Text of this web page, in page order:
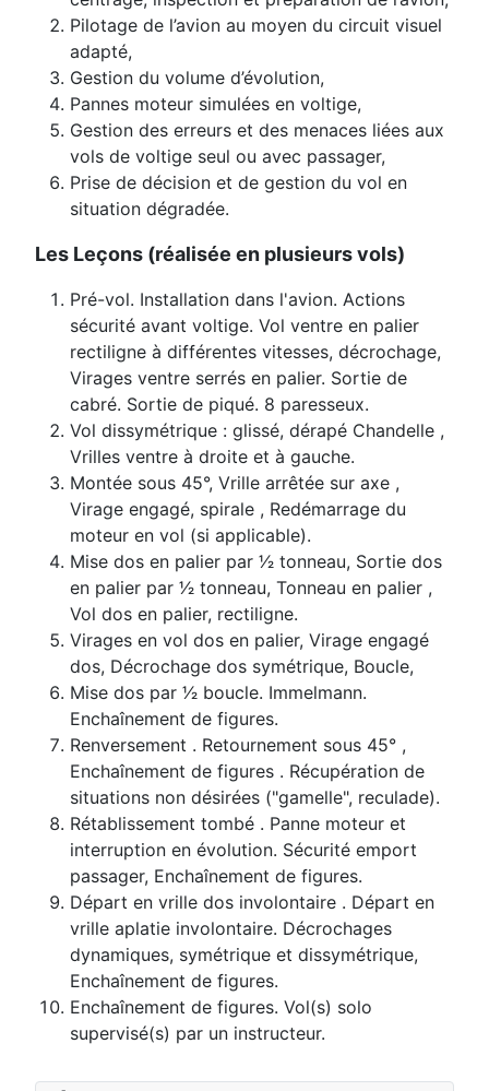
Pilotage de l’avion au moyen du circuit visuel
adapté,
Gestion du volume d’évolution,
Pannes moteur simulées en voltige,
Gestion des erreurs et des menaces liées aux
vols de voltige seul ou avec passager,
Prise de décision et de gestion du vol en
situation dégradée.
Les Leçons (réalisée en plusieurs vols)
Pré-vol. Installation dans l'avion. Actions
sécurité avant voltige. Vol ventre en palier
rectiligne à différentes vitesses, décrochage,
Virages ventre serrés en palier. Sortie de
cabré. Sortie de piqué. 8 paresseux.
Vol dissymétrique : glissé, dérapé Chandelle ,
Vrilles ventre à droite et à gauche.
Montée sous 45°, Vrille arrêtée sur axe ,
Virage engagé, spirale , Redémarrage du
moteur en vol (si applicable).
Mise dos en palier par 1⁄2 tonneau, Sortie dos
en palier par 1⁄2 tonneau, Tonneau en palier ,
Vol dos en palier, rectiligne.
Virages en vol dos en palier, Virage engagé
dos, Décrochage dos symétrique, Boucle,
Mise dos par 1⁄2 boucle. Immelmann.
Enchaînement de figures.
Renversement . Retournement sous 45° ,
Enchaînement de figures . Récupération de
situations non désirées ("gamelle", reculade).
Rétablissement tombé . Panne moteur et
interruption en évolution. Sécurité emport
passager, Enchaînement de figures.
Départ en vrille dos involontaire . Départ en
vrille aplatie involontaire. Décrochages
dynamiques, symétrique et dissymétrique,
Enchaînement de figures.
Enchaînement de figures. Vol(s) solo
supervisé(s) par un instructeur.